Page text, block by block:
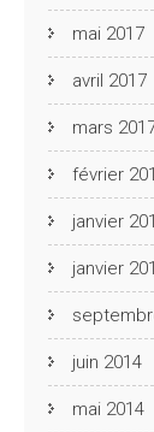
mai 2017
avril 2017
mars
février
janvier
janvier
juin 2014
mai 2014